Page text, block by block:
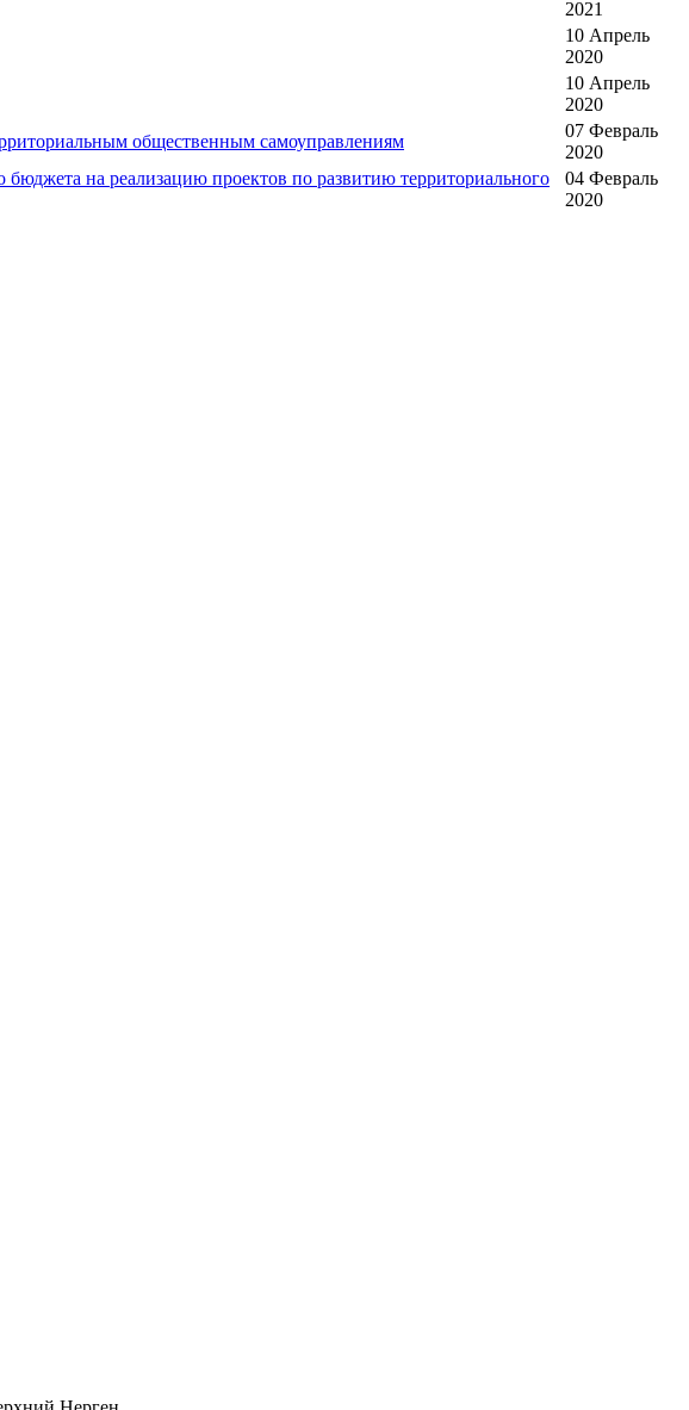
2021
10 Апрель
2020
10 Апрель
2020
общественным самоуправлениям
07 Февраль
2020
на реализацию проектов по развитию территориального
04 Февраль
2020